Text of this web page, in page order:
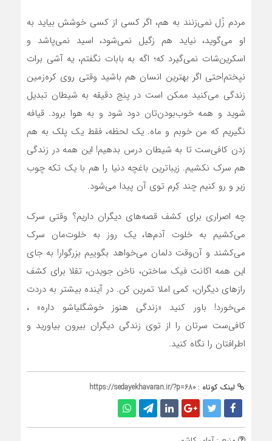
مردم زُل نمی‌زنند به هم، اگر کسی از کسی خوشش بیاید به
او می‌گوید، نیاید هم زگیل نمی‌شود، اسید نمی‌پاشد و
اسکرین‌شات نمی‌گیرد که؛ اگه به بابات نگفتم، یه آشی برات
نپختم!حتی اگر بهترین انسان هم باشید وقتی روی کره‌زمین
زندگی می‌کنید ممکن است در پنج دقیقه به شیطان تبدیل
شوید و همه خوب‌بودن‌تان دود شود و به هوا برود. قیافه
نگیریم که من خوبم و ماه. یک لحظه، فقط یک پلک به هم
زدن کافی‌ست تا به شیطان درس بدهیم! این همه در زندگی
هم سرک نکشیم. زیباترین باغچه دنیا را هم با یک تکه چوب
زیر و رو کنیم چند کِرم توی آن پیدا می‌شود.
چه اصراری برای کشف قصه‌های دیگران داریم؟ وقتی سرک
می‌کشیم به خلوت آدم‌ها، یک روز به خلوت‌مان سرک
می‌کشند و آن‌وقت دلمان می‌خواهد بگوییم بزرگوار! به جای
این همه اکانت فیک ساختن، ناخن جویدن، تقلا برای کشف
رازهای دیگران، کمی املا تمرین کن. در آینده بیشتر به دردت
می‌خورد! باور کنید «زندگی هنوز خوشگلیاشو داره» ،
کافی‌ست سرتان را از توی زندگی دیگران بیرون بیاورید و
اطرافتان را نگاه کنید.
لینک کوتاه : https://sedayekhavaran.ir/?p=680